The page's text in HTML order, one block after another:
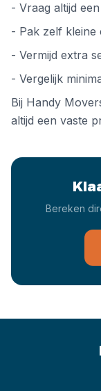
- Vraag altijd een
- Pak zelf kleine
- Vermijd extra
- Vergelijk
Bij Handy
altijd een vaste
Bereken